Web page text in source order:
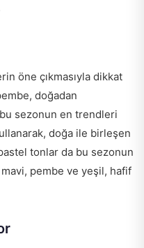
öne çıkmasıyla dikkat
doğadan
sezonun en trendleri
doğa ile birleşen
tonlar da bu sezonun
pembe ve yeşil, hafif